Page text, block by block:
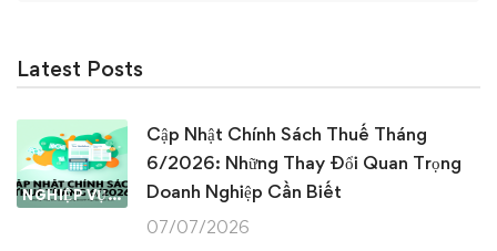
Latest Posts
NGHIỆP VỤ KẾ TOÁN & THUẾ
Cập Nhật Chính Sách Thuế Tháng
6/2026: Những Thay Đổi Quan Trọng
Doanh Nghiệp Cần Biết
07/07/2026